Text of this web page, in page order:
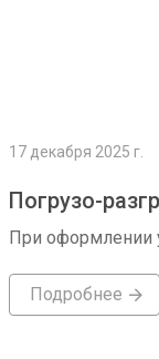
17 декабря 2025 г.
Погрузо-
При оформлении
Подробнее